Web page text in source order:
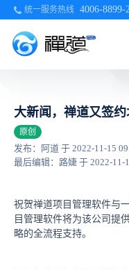
统一服务热线 4006-8899-
大新闻，禅道又签约
原创
发布：阿道 于 2022-11-15
最后编辑：路婕 于 2022-11-
祝贺禅道项目管理软件与
目管理软件将为该公司提
略的全流程支持。